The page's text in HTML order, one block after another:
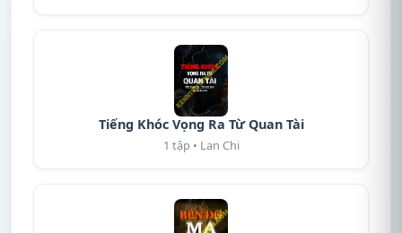
Tiếng Khóc Vọng Ra Từ Quan Tài
1 tập • Lan Chi